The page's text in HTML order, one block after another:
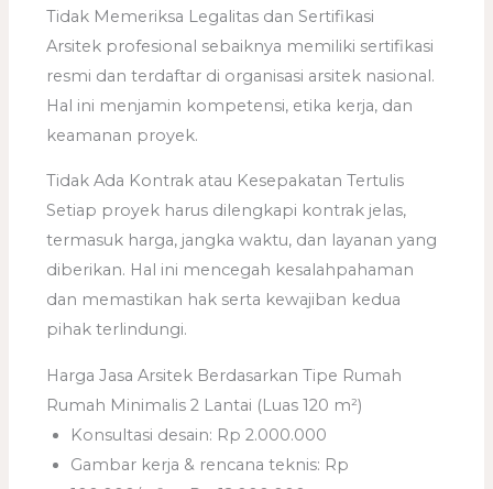
Tidak Memeriksa Legalitas dan Sertifikasi
Arsitek profesional sebaiknya memiliki sertifikasi
resmi dan terdaftar di organisasi arsitek nasional.
Hal ini menjamin kompetensi, etika kerja, dan
keamanan proyek.
Tidak Ada Kontrak atau Kesepakatan Tertulis
Setiap proyek harus dilengkapi kontrak jelas,
termasuk harga, jangka waktu, dan layanan yang
diberikan. Hal ini mencegah kesalahpahaman
dan memastikan hak serta kewajiban kedua
pihak terlindungi.
Harga Jasa Arsitek Berdasarkan Tipe Rumah
Rumah Minimalis 2 Lantai (Luas 120 m²)
Konsultasi desain: Rp 2.000.000
Gambar kerja & rencana teknis: Rp